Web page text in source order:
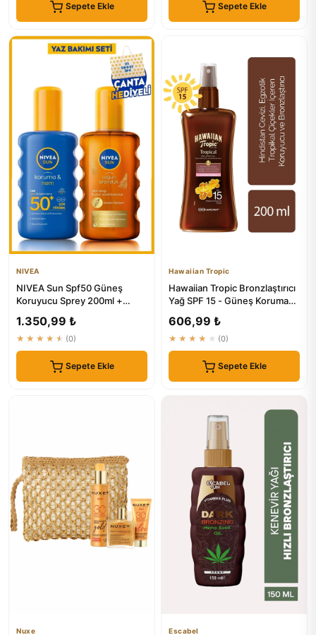
Sepete Ekle Sepete Ekle
NIVEA
NIVEA Sun Spf50 Güneş
Koruyucu Sprey 200ml +
Sprey...
1.350,99 ₺
★★★★★ (0)
Sepete Ekle
Hawaiian Tropic
Hawaiian Tropic Bronzlaştırıcı
Yağ SPF 15 - Güneş Koruma
606,99 ₺
★★★★★ (0)
Sepete Ekle
Nuxe Escabel